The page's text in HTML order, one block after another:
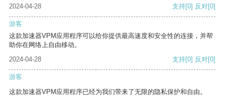
2024-04-28
支持[0] 反对[0]
游客
这款加速器VPM应用程序可以给你提供最高速度和安全性的连接，并帮
助你在网络上自由移动。
2024-04-28
支持[0] 反对[0]
游客
这款加速器VPM应用程序已经为我们带来了无限的隐私保护和自由。